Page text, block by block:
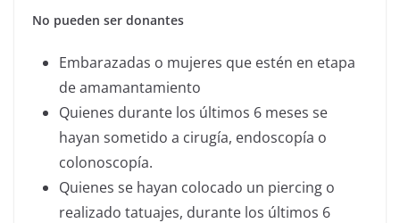
No pueden ser donantes
Embarazadas o mujeres que estén en etapa
de amamantamiento
Quienes durante los últimos 6 meses se
hayan sometido a cirugía, endoscopía o
colonoscopía.
Quienes se hayan colocado un piercing o
realizado tatuajes, durante los últimos 6